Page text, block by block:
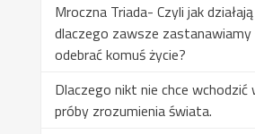
Mroczna Triada- Czyli jak
dlaczego zawsze zastanawiamy
odebrać komuś życie?
Dlaczego nikt nie chce wchodzić
próby zrozumienia świata.